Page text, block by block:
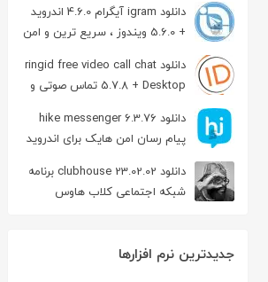
دانلود igram آیگرام 4.6.0 اندروید
+ 5.6.0 ویندوز ، سریع ترین و امن
ترین نسخه تلگرام
دانلود ringid free video call chat
5.7.8 + Desktop تماس صوتی و
تصویری در اندروید
دانلود hike messenger 6.3.76
پیام‌ رسان‌ امن هایک برای اندروید
دانلود clubhouse 23.02.02 برنامه
شبکه اجتماعی کلاب هاوس
جدیدترین نرم افزارها